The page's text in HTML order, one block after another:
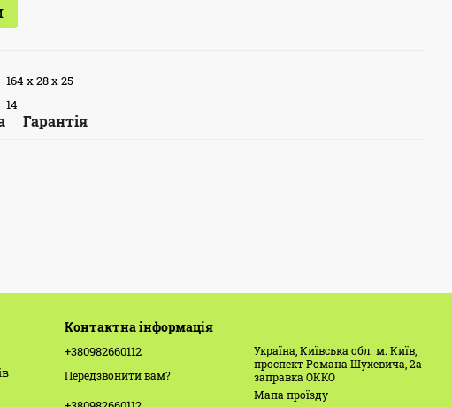
164 х 28 х 25
14
Гарантія
Контактна інформація
+380982660112
Передзвонити вам?
Україна, Київська обл. м. Київ,
проспект Романа Шухевича, 2а
заправка ОККО
Мапа проїзду